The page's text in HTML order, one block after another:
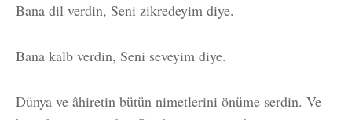
Bana dil verdin, Seni zikredeyim diye.
Bana kalb verdin, Seni seveyim diye.
Dünya ve âhiretin bütün nimetlerini önüme serdin. Ve